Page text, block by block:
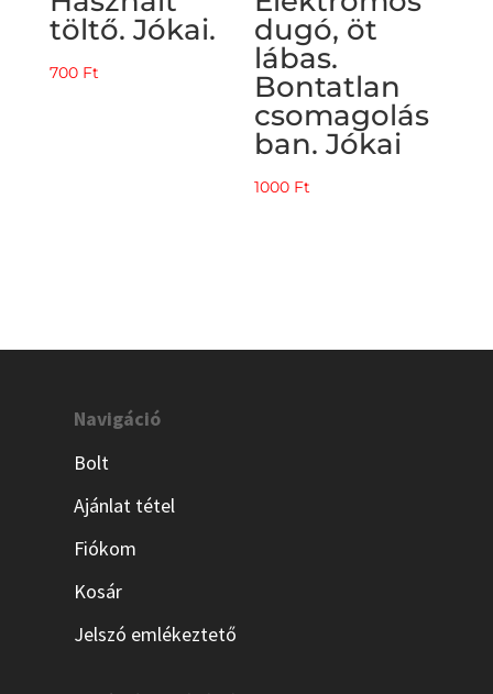
töltő. Jókai.
700 Ft
dugó, öt
lábas.
Bontatlan
csomagolás
ban. Jókai
1000 Ft
Navigáció
Bolt
Ajánlat tétel
Fiókom
Kosár
Jelszó emlékeztető